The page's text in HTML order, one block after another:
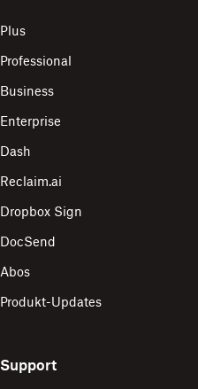
Plus
Professional
Business
Enterprise
Dash
Reclaim.ai
Dropbox Sign
DocSend
Abos
Produkt-Updates
Support